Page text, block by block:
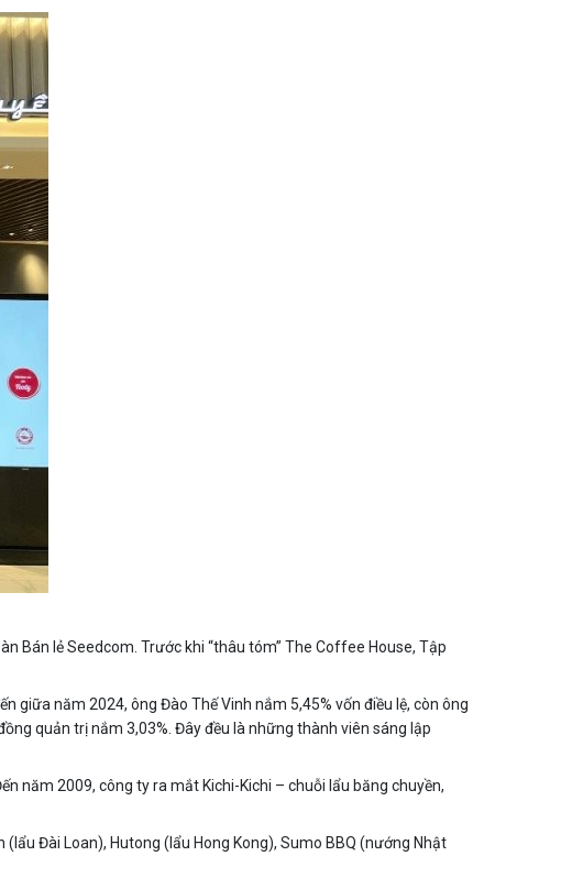
Bán lẻ Seedcom. Trước khi “thâu tóm” The Coffee House, Tập
giữa năm 2024, ông Đào Thế Vinh nắm 5,45% vốn điều lệ, còn ông
quản trị nắm 3,03%. Đây đều là những thành viên sáng lập
năm 2009, công ty ra mắt Kichi-Kichi – chuỗi lẩu băng chuyền,
Đài Loan), Hutong (lẩu Hong Kong), Sumo BBQ (nướng Nhật